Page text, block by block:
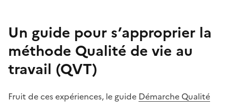
Un guide pour s’approprier la
méthode Qualité de vie au
travail (QVT)
Fruit de ces expériences, le guide Démarche Qualité